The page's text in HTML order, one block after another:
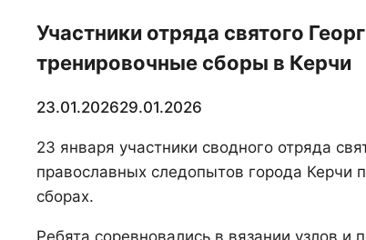
Участники отряда святого
тренировочные сборы в Керчи
23.01.202629.01.2026
23 января участники сводного отряда
православных следопытов города Керчи
сборах.
Ребята соревновались в вязании узлов и